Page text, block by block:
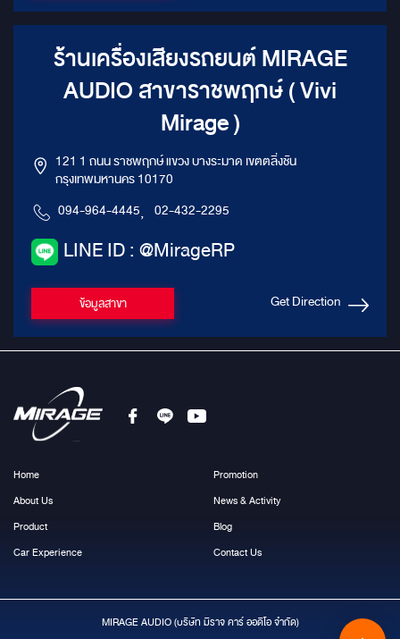
ร้านเครื่องเสียงรถยนต์ MIRAGE
AUDIO สาขาราชพฤกษ์ ( Vivi
Mirage )
121 1 ถนน ราชพฤกษ์ แขวง บางระมาด เขตตลิ่งชัน
กรุงเทพมหานคร 10170
094-964-4445, 02-432-2295
LINE ID : @MirageRP
ข้อมูลสาขา Get Direction
Home
About Us
Product
Car Experience
Promotion
News & Activity
Blog
Contact Us
MIRAGE AUDIO (บริษัท มีราจ คาร์ ออดิโอ จำกัด)